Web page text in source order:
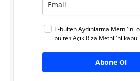
E-bültenAydınlatma Metni''ni
bülten Açık Rıza Metni''ni
Abone Ol